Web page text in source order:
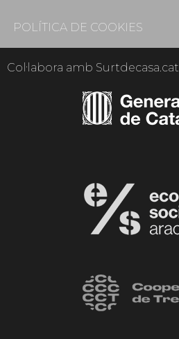
POLÍTICA DE COOKIES
Col·labora amb Surtdecasa.cat